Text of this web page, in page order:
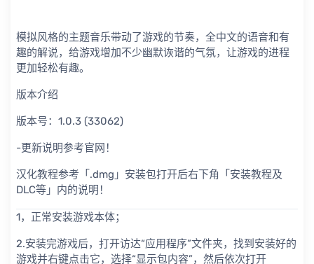
模拟风格的主题音乐带动了游戏的节奏，全中文的语音和有
趣的解说，给游戏增加不少幽默诙谐的气氛，让游戏的进程
更加轻松有趣。
版本介绍
版本号：1.0.3 (33062)
-更新说明参考官网！
汉化教程参考「.dmg」安装包打开后右下角「安装教程及
DLC等」内的说明！
1，正常安装游戏本体；
2.安装完游戏后，打开访达“应用程序”文件夹，找到安装好的
游戏并右键点击它，选择“显示包内容”，然后依次打开